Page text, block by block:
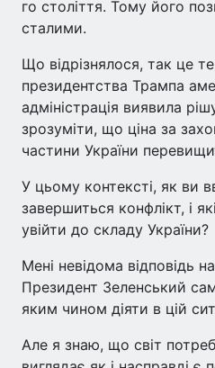
го століття. Тому його
сталими.
Що відрізнялося, так це
президентства Трампа
адміністрація виявила
зрозуміти, що ціна за
частини України
У цьому контексті, як ви
завершиться конфлікт, і
увійти до складу України?
Мені невідома відповідь
Президент Зеленський
яким чином діяти в цій
Але я знаю, що світ